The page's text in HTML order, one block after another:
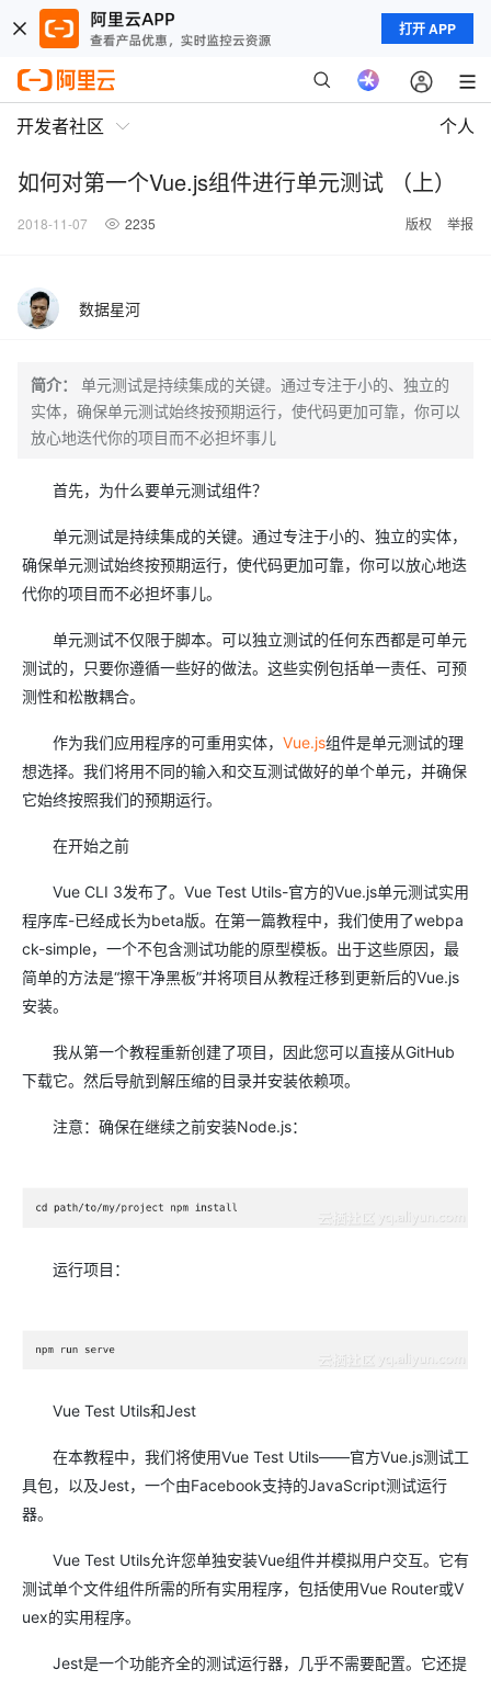
打开 APP
开发者社区 个人
如何对第一个Vue.js组件进行单元测试 （上）
2018-11-07 2235 版权 举报
数据星河
简介：
单元测试是持续集成的关键。通过专注于小的、独立的
实体，确保单元测试始终按预期运行，使代码更加可靠，你可以
放心地迭代你的项目而不必担坏事儿
首先，为什么要单元测试组件？
单元测试是持续集成的关键。通过专注于小的、独立的实体，
确保单元测试始终按预期运行，使代码更加可靠，你可以放心地迭
代你的项目而不必担坏事儿。
单元测试不仅限于脚本。可以独立测试的任何东西都是可单元
测试的，只要你遵循一些好的做法。这些实例包括单一责任、可预
测性和松散耦合。
作为我们应用程序的可重用实体， Vue.js组件是单元测试的理
想选择。我们将用不同的输入和交互测试做好的单个单元，并确保
它始终按照我们的预期运行。
在开始之前
Vue CLI 3发布了。Vue Test Utils-官方的Vue.js单元测试实用
程序库-已经成长为beta版。在第一篇教程中，我们使用了webpa
ck-simple，一个不包含测试功能的原型模板。出于这些原因，最
简单的方法是“擦干净黑板”并将项目从教程迁移到更新后的Vue.js
安装。
我从第一个教程重新创建了项目，因此您可以直接从GitHub
下载它。然后导航到解压缩的目录并安装依赖项。
注意：确保在继续之前安装Node.js：
运行项目：
Vue Test Utils和Jest
在本教程中，我们将使用Vue Test Utils——官方Vue.js测试工
具包，以及Jest，一个由Facebook支持的JavaScript测试运行
器。
Vue Test Utils允许您单独安装Vue组件并模拟用户交互。它有
测试单个文件组件所需的所有实用程序，包括使用Vue Router或V
uex的实用程序。
Jest是一个功能齐全的测试运行器，几乎不需要配置。它还提